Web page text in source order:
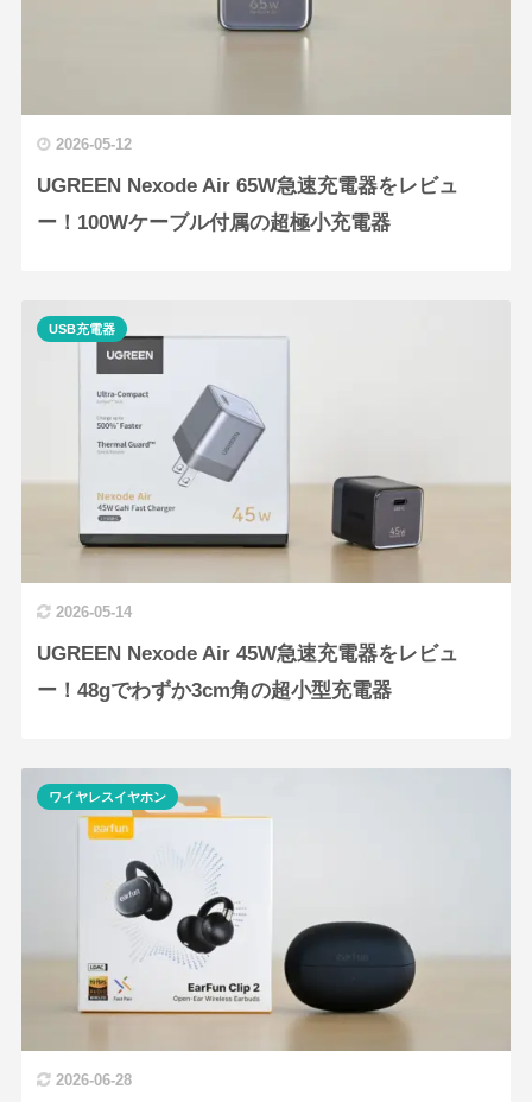
2026-05-12
UGREEN Nexode Air 65W急速充電器をレビュ
ー！100Wケーブル付属の超極小充電器
2026-05-14
UGREEN Nexode Air 45W急速充電器をレビュ
ー！48gでわずか3cm角の超小型充電器
USB充電器
2026-06-28
ワイヤレスイヤホン